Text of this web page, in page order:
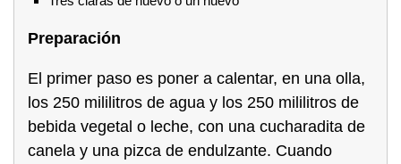
Preparación
El primer paso es poner a calentar, en una olla,
los 250 mililitros de agua y los 250 mililitros de
bebida vegetal o leche, con una cucharadita de
canela y una pizca de endulzante. Cuando